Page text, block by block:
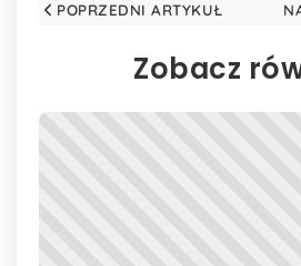
POPRZEDNI ARTYKUŁ
Zobacz